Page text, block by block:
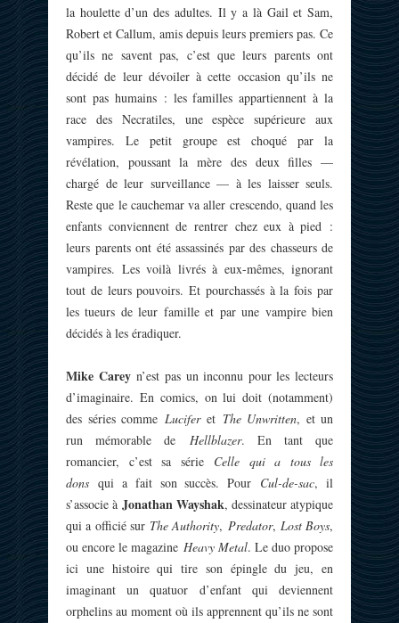
la houlette d’un des adultes. Il y a là Gail et Sam,
Robert et Callum, amis depuis leurs premiers pas. Ce
qu’ils ne savent pas, c’est que leurs parents ont
décidé de leur dévoiler à cette occasion qu’ils ne
sont pas humains : les familles appartiennent à la
race des Necratiles, une espèce supérieure aux
vampires. Le petit groupe est choqué par la
révélation, poussant la mère des deux filles —
chargé de leur surveillance — à les laisser seuls.
Reste que le cauchemar va aller crescendo, quand les
enfants conviennent de rentrer chez eux à pied :
leurs parents ont été assassinés par des chasseurs de
vampires. Les voilà livrés à eux-mêmes, ignorant
tout de leurs pouvoirs. Et pourchassés à la fois par
les tueurs de leur famille et par une vampire bien
décidés à les éradiquer.
Mike Careyn’est pas un inconnu pour les lecteurs
d’imaginaire. En comics, on lui doit (notamment)
des séries comme Luciferet The Unwritten, et un
run mémorable de Hellblazer. En tant que
romancier, c’est sa série Celle qui a tous les
dons qui a fait son succès. Pour Cul-de-sac, il
s’associe à Jonathan Wayshak, dessinateur atypique
qui a officié sur The Authority, Predator, Lost Boys,
ou encore le magazine Heavy Metal. Le duo propose
ici une histoire qui tire son épingle du jeu, en
imaginant un quatuor d’enfant qui deviennent
orphelins au moment où ils apprennent qu’ils ne sont